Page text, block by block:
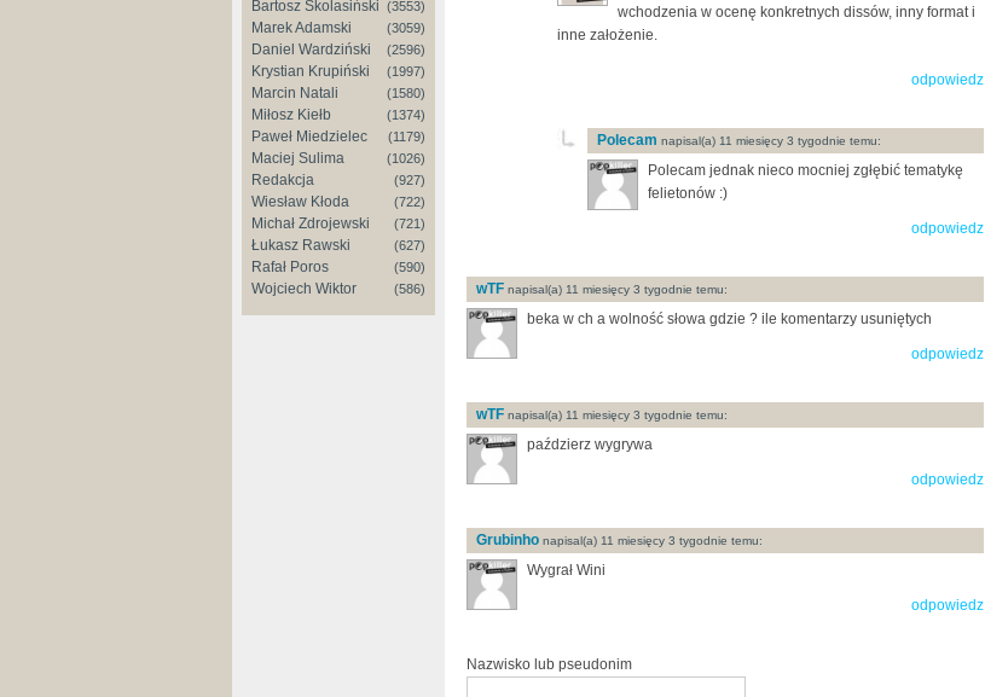
Bartosz Skolasiński (3553)
Marek Adamski (3059)
Daniel Wardziński (2596)
Krystian Krupiński (1997)
Marcin Natali (1580)
Miłosz Kiełb (1374)
Paweł Miedzielec (1179)
Maciej Sulima (1026)
Redakcja (927)
Wiesław Kłoda (722)
Michał Zdrojewski (721)
Łukasz Rawski (627)
Rafał Poros (590)
Wojciech Wiktor (586)
wchodzenia w ocenę konkretnych dissów, inny format i
inne założenie.
odpowiedz
Polecam napisal(a) 11 miesięcy 3 tygodnie temu:
Polecam jednak nieco mocniej zgłębić tematykę
felietonów :)
odpowiedz
wTF napisal(a) 11 miesięcy 3 tygodnie temu:
beka w ch a wolność słowa gdzie ? ile komentarzy usuniętych
odpowiedz
wTF napisal(a) 11 miesięcy 3 tygodnie temu:
paździerz wygrywa
odpowiedz
Grubinho napisal(a) 11 miesięcy 3 tygodnie temu:
Wygrał Wini
odpowiedz
Nazwisko lub pseudonim